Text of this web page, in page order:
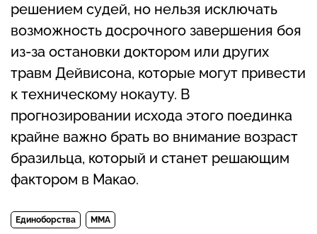
решением судей, но нельзя исключать
возможность досрочного завершения боя
из-за остановки доктором или других
травм Дейвисона, которые могут привести
к техническому нокауту. В
прогнозировании исхода этого поединка
крайне важно брать во внимание возраст
бразильца, который и станет решающим
фактором в Макао.
Единоборства MMA